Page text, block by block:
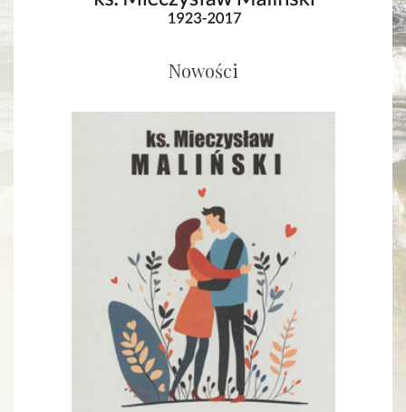
Nowości